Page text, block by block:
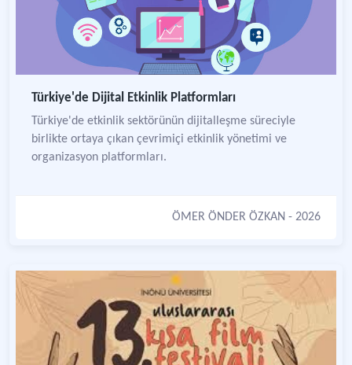
Türkiye'de Dijital Etkinlik Platformları
Türkiye'de etkinlik sektörünün dijitalleşme süreciyle
birlikte ortaya çıkan çevrimiçi etkinlik yönetimi ve
organizasyon platformları.
ÖMER ÖNDER ÖZKAN - 2026